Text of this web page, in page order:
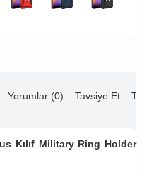
Yorumlar (0) Tavsiye Et
Kılıf Military Ring Holder